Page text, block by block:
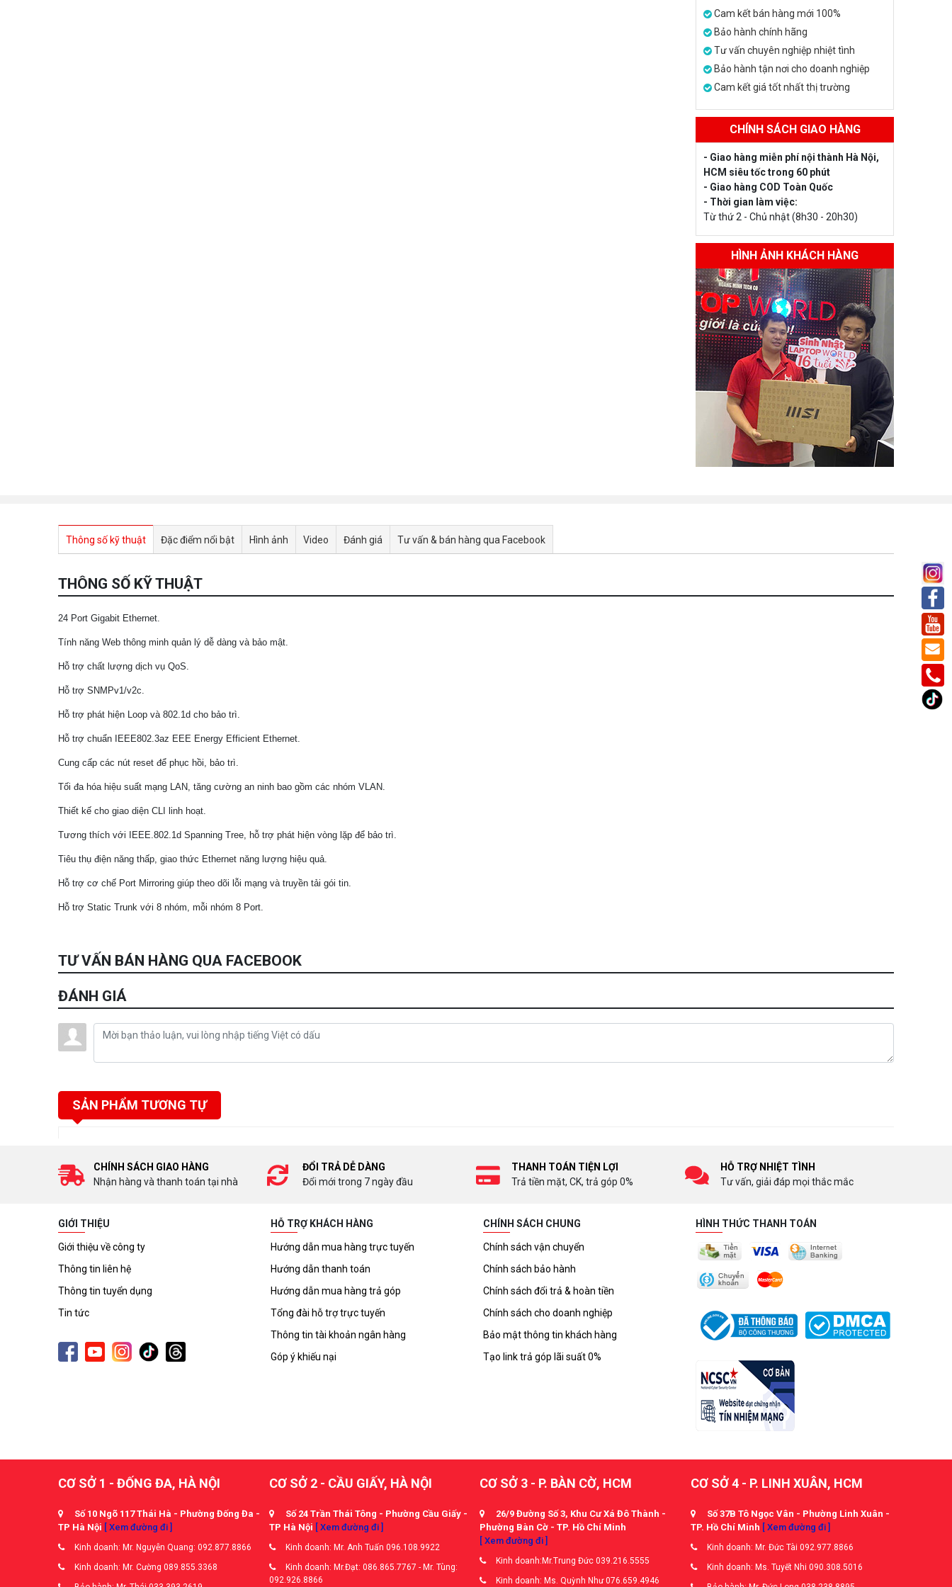
Cam kết bán hàng mới 100%
Bảo hành chính hãng
Tư vấn chuyên nghiệp nhiệt tình
Bảo hành tận nơi cho doanh nghiệp
Cam kết giá tốt nhất thị trường
CHÍNH SÁCH GIAO HÀNG
- Giao hàng miễn phí nội thành Hà Nội,
HCM siêu tốc trong 60 phút
- Giao hàng COD Toàn Quốc
- Thời gian làm việc:
Từ thứ 2 - Chủ nhật (8h30 - 20h30)
HÌNH ẢNH KHÁCH HÀNG
Thông số kỹ thuật Đặc điểm nổi bật Hình ảnh Video Đánh giá Tư vấn & bán hàng qua Facebook
THÔNG SỐ KỸ THUẬT
24 Port Gigabit Ethernet.
Tính năng Web thông minh quản lý dễ dàng và bảo mật.
Hỗ trợ chất lượng dịch vụ QoS.
Hỗ trợ SNMPv1/v2c.
Hỗ trợ phát hiện Loop và 802.1d cho bảo trì.
Hỗ trợ chuẩn IEEE802.3az EEE Energy Efficient Ethernet.
Cung cấp các nút reset để phục hồi, bảo trì.
Tối đa hóa hiệu suất mạng LAN, tăng cường an ninh bao gồm các nhóm VLAN.
Thiết kế cho giao diện CLI linh hoạt.
Tương thích với IEEE.802.1d Spanning Tree, hỗ trợ phát hiện vòng lặp để bảo trì.
Tiêu thụ điện năng thấp, giao thức Ethernet năng lượng hiệu quả.
Hỗ trợ cơ chế Port Mirroring giúp theo dõi lỗi mạng và truyền tải gói tin.
Hỗ trợ Static Trunk với 8 nhóm, mỗi nhóm 8 Port.
TƯ VẤN BÁN HÀNG QUA FACEBOOK
ĐÁNH GIÁ
SẢN PHẨM TƯƠNG TỰ
CHÍNH SÁCH GIAO HÀNG
Nhận hàng và thanh toán tại nhà
ĐỔI TRẢ DỄ DÀNG
Đổi mới trong 7 ngày đầu
THANH TOÁN TIỆN LỢI
Trả tiền mặt, CK, trả góp 0%
HỖ TRỢ NHIỆT TÌNH
Tư vấn, giải đáp mọi thắc mắc
GIỚI THIỆU
Giới thiệu về công ty
Thông tin liên hệ
Thông tin tuyển dụng
Tin tức
HỖ TRỢ KHÁCH HÀNG
Hướng dẫn mua hàng trực tuyến
Hướng dẫn thanh toán
Hướng dẫn mua hàng trả góp
Tổng đài hỗ trợ trực tuyến
Thông tin tài khoản ngân hàng
Góp ý khiếu nại
CHÍNH SÁCH CHUNG
Chính sách vận chuyển
Chính sách bảo hành
Chính sách đổi trả & hoàn tiền
Chính sách cho doanh nghiệp
Bảo mật thông tin khách hàng
Tạo link trả góp lãi suất 0%
HÌNH THỨC THANH TOÁN
CƠ SỞ 1 - ĐỐNG ĐA, HÀ NỘI
Số 10 Ngõ 117 Thái Hà - Phường Đống Đa -
TP Hà Nội [ Xem đường đi ]
Kinh doanh: Mr. Nguyễn Quang: 092.877.8866
Kinh doanh: Mr. Cường 089.855.3368
CƠ SỞ 2 - CẦU GIẤY, HÀ NỘI
Số 24 Trần Thái Tông - Phường Cầu Giấy -
TP Hà Nội [ Xem đường đi ]
Kinh doanh: Mr. Anh Tuấn 096.108.9922
Kinh doanh: Mr.Đạt: 086.865.7767 - Mr. Tùng:
092.926.8866
CƠ SỞ 3 - P. BÀN CỜ, HCM
26/9 Đường Số 3, Khu Cư Xá Đô Thành -
Phường Bàn Cờ - TP. Hồ Chí Minh
[ Xem đường đi ]
Kinh doanh:Mr.Trung Đức 039.216.5555
Kinh doanh: Ms. Quỳnh Như 076.659.4946
CƠ SỞ 4 - P. LINH XUÂN, HCM
Số 37B Tô Ngọc Vân - Phường Linh Xuân -
TP. Hồ Chí Minh [ Xem đường đi ]
Kinh doanh: Mr. Đức Tài 092.977.8866
Kinh doanh: Ms. Tuyết Nhi 090.308.5016